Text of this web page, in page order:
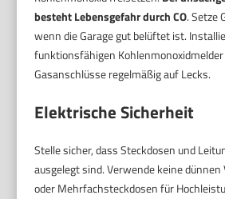
besteht Lebensgefahr durch CO. Setze
wenn die Garage gut belüftet ist.
funktionsfähigen
Gasanschlüsse regelmäßig auf Lecks.
Elektrische Sicherheit
Stelle sicher, dass Steckdosen und
ausgelegt sind. Verwende keine
oder Mehrfachsteckdosen für